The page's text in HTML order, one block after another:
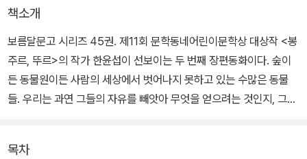
책소개
보름달문고 시리즈 45권. 제11회 문학동네어린이문학상 대상작 <봉
주르, 뚜르>의 작가 한윤섭이 선보이는 두 번째 장편동화이다. 숲이
든 동물원이든 사람의 세상에서 벗어나지 못하고 있는 수많은 동물
들. 우리는 과연 그들의 자유를 빼앗아 무엇을 얻으려는 것인지, 그들
목차